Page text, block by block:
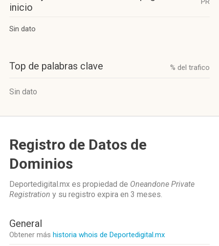
inicio
Sin dato
Top de palabras clave % del trafico
Sin dato
Registro de Datos de
Dominios
Deportedigital.mx es propiedad de Oneandone Private
Registration y su registro expira en 3 meses.
General
Obtener más historia whois de Deportedigital.mx